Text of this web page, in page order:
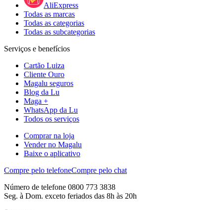
AliExpress
Todas as marcas
Todas as categorias
Todas as subcategorias
Serviços e benefícios
Cartão Luiza
Cliente Ouro
Magalu seguros
Blog da Lu
Maga +
WhatsApp da Lu
Todos os serviços
Comprar na loja
Vender no Magalu
Baixe o aplicativo
Compre pelo telefoneCompre pelo chat
Número de telefone 0800 773 3838
Seg. à Dom. exceto feriados das 8h às 20h